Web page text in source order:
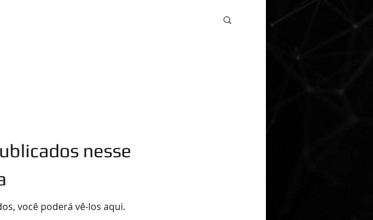
nesse
você poderá vê-los aqui.